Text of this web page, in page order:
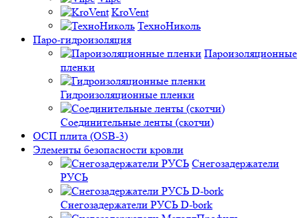
KroVent
ТехноНиколь
Паро-гидроизоляция
Пароизоляционные
пленки
Гидроизоляционные пленки
Соединительные ленты (скотчи)
ОСП плита (OSB-3)
Элементы безопасности кровли
Снегозадержатели
РУСЬ
Снегозадержатели РУСЬ D-bork